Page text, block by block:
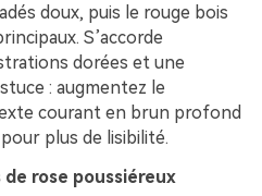
doux, puis le rouge bois
S’accorde
dorées et une
: augmentez le
courant en brun profond
plus de lisibilité.
de rose poussiéreux